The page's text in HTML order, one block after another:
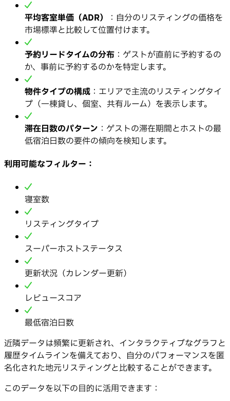
平均客室単価（ADR）
：自分のリスティングの価格を
市場標準と比較して位置付けます。
予約リードタイムの分布 ：ゲストが直前に予約するの
か、事前に予約するのかを特定します。
物件タイプの構成 ：エリアで主流のリスティングタイ
プ（一棟貸し、個室、共有ルーム）を表示します。
滞在日数のパターン ：ゲストの滞在期間とホストの最
低宿泊日数の要件の傾向を検知します。
利用可能なフィルター：
寝室数
リスティングタイプ
スーパーホストステータス
更新状況（カレンダー更新）
レビュースコア
最低宿泊日数
近隣データは頻繁に更新され、インタラクティブなグラフと
履歴タイムラインを備えており、自分のパフォーマンスを匿
名化された地元リスティングと比較することができます。
このデータを以下の目的に活用できます：